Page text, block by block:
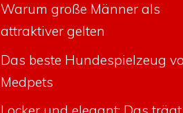
Warum große Männer als
attraktiver gelten
Das beste Hundespielzeug
Medpets